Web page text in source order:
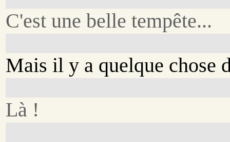
C'est une belle tempête...
Mais il y a quelque chose
Là !